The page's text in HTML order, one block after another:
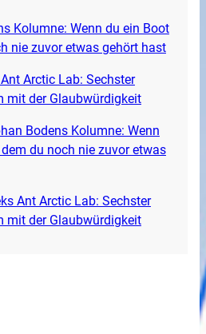
Kolumne: Wenn du ein Boot
nie zuvor etwas gehört hast
Arctic Lab: Sechster
mit der Glaubwürdigkeit
Bodens Kolumne: Wenn
du noch nie zuvor etwas
Ant Arctic Lab: Sechster
mit der Glaubwürdigkeit